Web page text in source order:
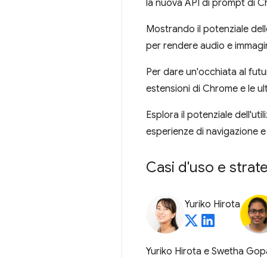
la nuova API di prompt di
Mostrando il potenziale
per rendere audio e
Per dare un'occhiata al
estensioni di Chrome e le
Esplora il potenziale
esperienze di navigazione
Casi d'uso e
Yuriko Hirota
Yuriko Hirota e Swetha